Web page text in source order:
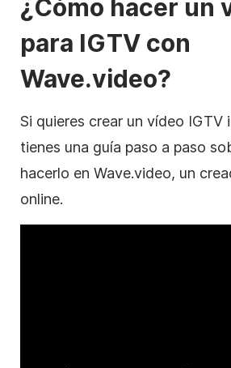
¿Cómo hacer un
para IGTV con
Wave.video?
Si quieres crear un vídeo IGTV
tienes una guía paso a paso
hacerlo en Wave.video, un
online.